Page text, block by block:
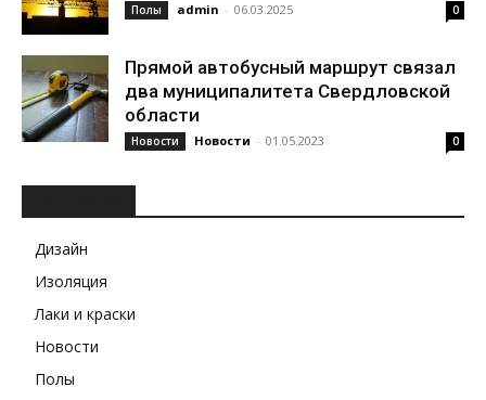
Полы admin - 06.03.2025 0
Прямой автобусный маршрут связал
два муниципалитета Свердловской
области
Новости Новости - 01.05.2023 0
Дизайн
Изоляция
Лаки и краски
Новости
Полы